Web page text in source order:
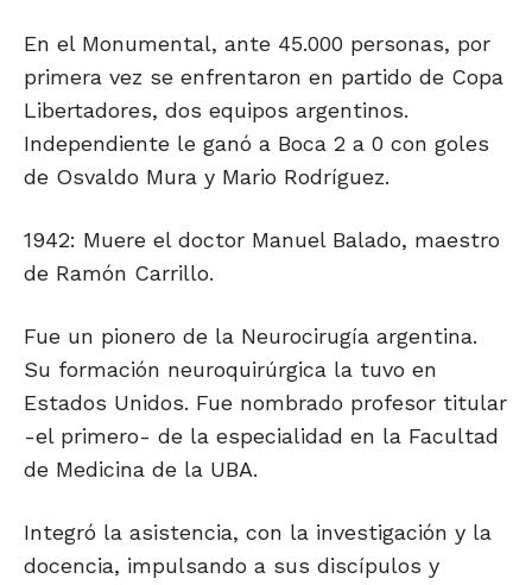
En el Monumental, ante 45.000 personas, por
primera vez se enfrentaron en partido de Copa
Libertadores, dos equipos argentinos.
Independiente le ganó a Boca 2 a 0 con goles
de Osvaldo Mura y Mario Rodríguez.
1942: Muere el doctor Manuel Balado, maestro
de Ramón Carrillo.
Fue un pionero de la Neurocirugía argentina.
Su formación neuroquirúrgica la tuvo en
Estados Unidos. Fue nombrado profesor titular
-el primero- de la especialidad en la Facultad
de Medicina de la UBA.
Integró la asistencia, con la investigación y la
docencia, impulsando a sus discípulos y